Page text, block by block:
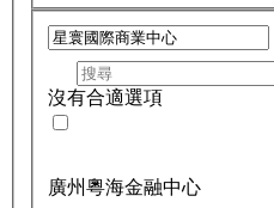
沒有合適選項
廣州粵海金融中心